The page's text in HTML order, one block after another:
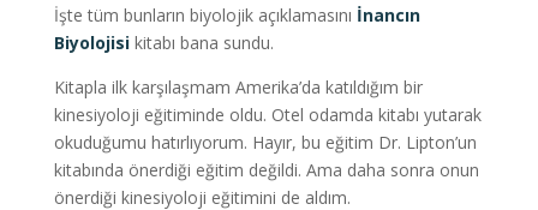
İşte tüm bunların biyolojik açıklamasını İnancın
Biyolojisikitabı bana sundu.
Kitapla ilk karşılaşmam Amerika’da katıldığım bir
kinesiyoloji eğitiminde oldu. Otel odamda kitabı yutarak
okuduğumu hatırlıyorum. Hayır, bu eğitim Dr. Lipton’un
kitabında önerdiği eğitim değildi. Ama daha sonra onun
önerdiği kinesiyoloji eğitimini de aldım.